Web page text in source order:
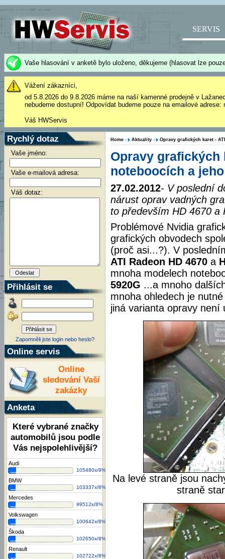
SERVIS
Vaše hlasování v anketě bylo uloženo, děkujeme (hlasovat lze
Vážení zákazníci,
od 5.8.2026 do 9.8.2026 máme na naší kamenné prodejně v
nebudeme dostupní! Odpovídat budeme pouze na emailové
Váš HWServis
Rychlý dotaz
Vaše jméno:
Vaše e-mailová adresa:
Váš dotaz:
Přihlásit se
Zapomněli jste login nebo heslo?
Online servis
Online
sledování Vaší
zakázky
Anketa
Které vybrané značky
automobilů jsou podle
Vás nejspolehlivější?
Audi
105480x/9%
BMW
103337x/8%
Mercedes
99512x/8%
Volkswagen
100642x/8%
Škoda
102650x/8%
Renault
102722x/8%
Home Aktuality Opravy grafických karet -
Opravy grafických
noteboocích a
27.02.2012- V poslední
nárust oprav vadných
to především HD 4670 a
Problémové Nvidia
grafických obvodech
(proč asi...?). V
ATI Radeon HD 4670 a
mnoha modelech
5920G ...a mnoho
mnoha ohledech je
jiná varianta opravy není
Na levé straně jsou
straně